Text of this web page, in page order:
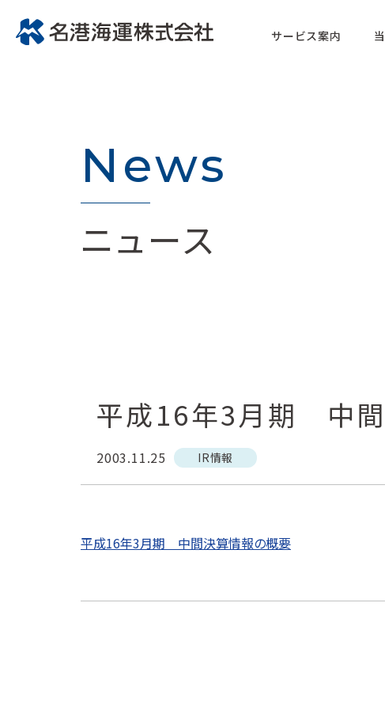
サービス案内
News
ニュース
平成16年3月期 中
2003.11.25 IR情報
平成16年3月期 中間決算情報の概要